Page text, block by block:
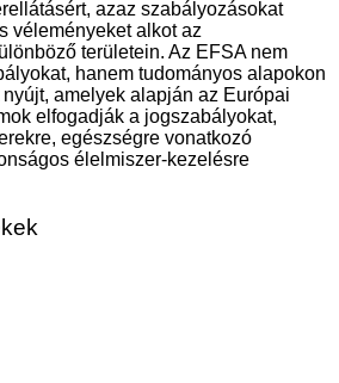
azaz szabályozásokat
véleményeket alkot az
területein. Az EFSA nem
hanem tudományos alapokon
amelyek alapján az Európai
elfogadják a jogszabályokat,
egészségre vonatkozó
élelmiszer-kezelésre